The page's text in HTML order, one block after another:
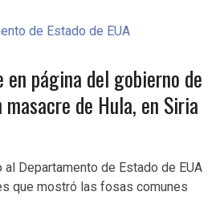
página del gobierno de
masacre de Hula, en Siria
Departamento de Estado de EUA
que mostró las fosas comunes